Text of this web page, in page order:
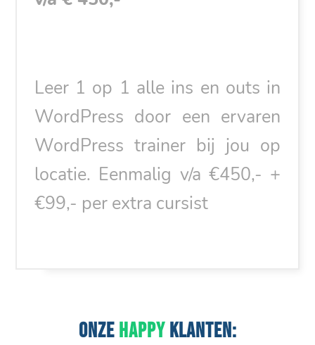
Leer 1 op 1 alle ins en outs in
WordPress door een ervaren
WordPress trainer bij jou op
locatie. Eenmalig v/a €450,- +
€99,- per extra cursist
ONZEHAPPYKLANTEN: